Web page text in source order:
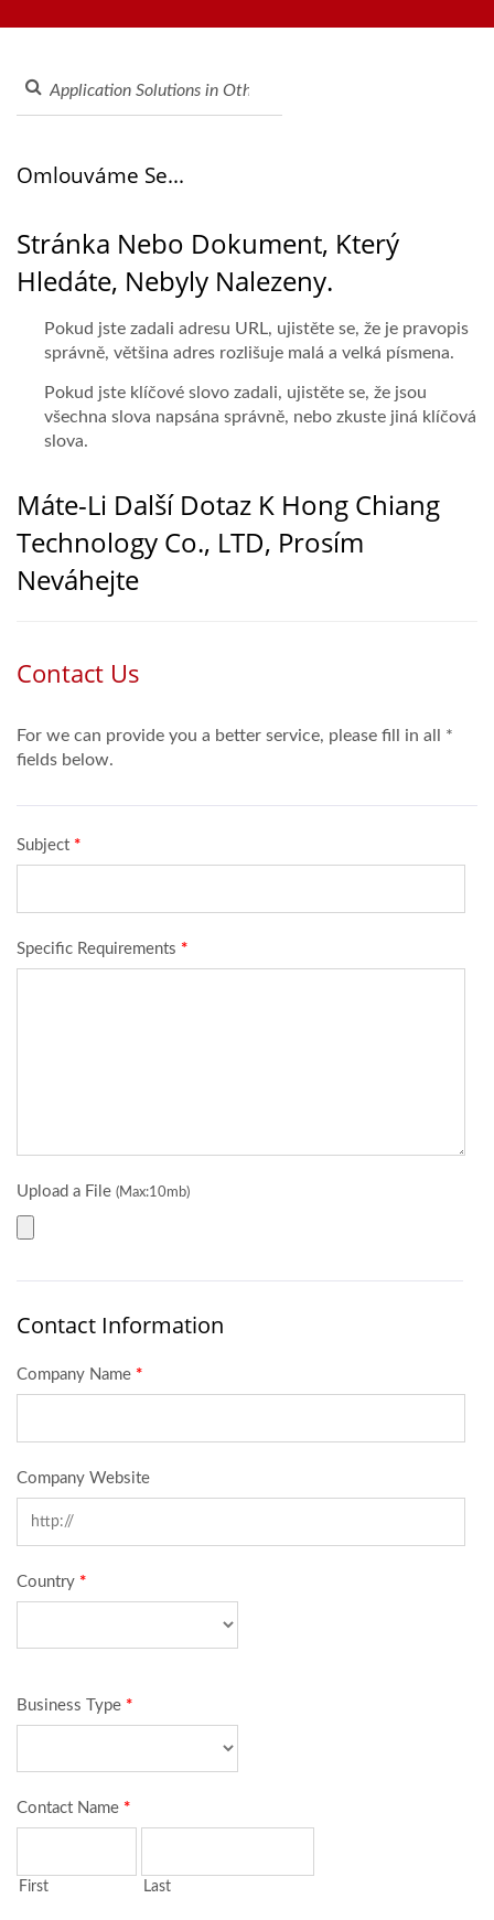
Výrobce Dopravníků Pro
Dodávku Jídla | Hong Chiang
nádobí. Vítejte, kontaktujte nás.
Omlouváme Se...
Stránka Nebo Dokument, Který
Hledáte, Nebyly Nalezeny.
Pokud jste zadali adresu URL, ujistěte se, že je pravopis
správně, většina adres rozlišuje malá a velká písmena.
Pokud jste klíčové slovo zadali, ujistěte se, že jsou
všechna slova napsána správně, nebo zkuste jiná klíčová
slova.
Máte-Li Další Dotaz K Hong Chiang
Technology Co., LTD, Prosím
Neváhejte